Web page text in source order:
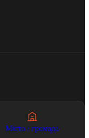
Місто / громада